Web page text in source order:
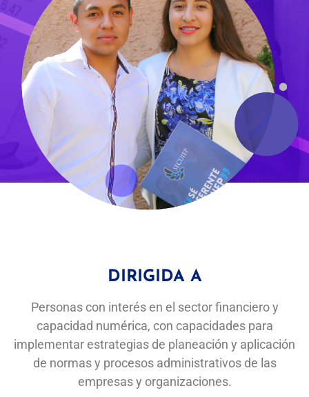
DIRIGIDA A
Personas con interés en el sector financiero y
capacidad numérica, con capacidades para
implementar estrategias de planeación y aplicación
de normas y procesos administrativos de las
empresas y organizaciones.